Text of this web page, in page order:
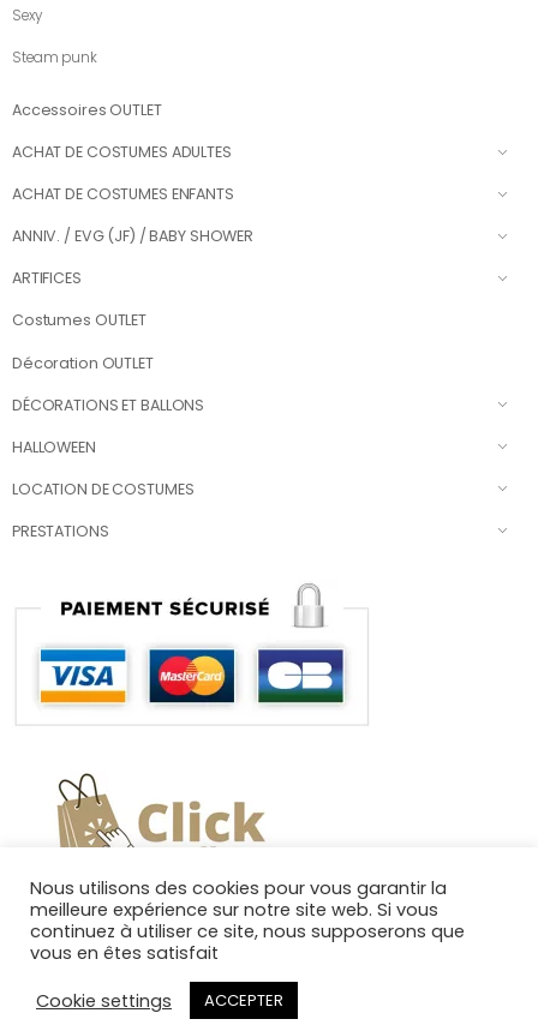
Sexy
Steam punk
Accessoires OUTLET
ACHAT DE COSTUMES ADULTES
ACHAT DE COSTUMES ENFANTS
ANNIV. / EVG (JF) / BABY SHOWER
ARTIFICES
Costumes OUTLET
Décoration OUTLET
DÉCORATIONS ET BALLONS
HALLOWEEN
LOCATION DE COSTUMES
PRESTATIONS
Copyright 2025. Tous droits réservés.
Nous utilisons des cookies pour vous garantir la
meilleure expérience sur notre site web. Si vous
continuez à utiliser ce site, nous supposerons que
vous en êtes satisfait
Cookie settings
ACCEPTER